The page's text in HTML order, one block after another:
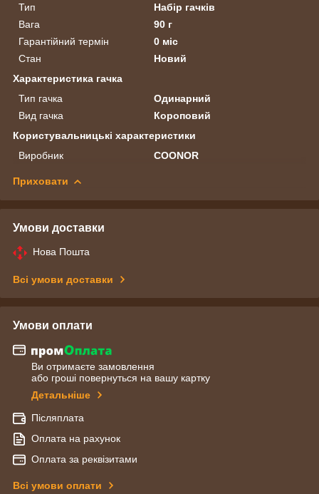
Тип
Набір гачків
Вага
90 г
Гарантійний термін
0 міс
Стан
Новий
Характеристика гачка
Тип гачка
Одинарний
Вид гачка
Короповий
Користувальницькі характеристики
Виробник
COONOR
Приховати
Умови доставки
Нова Пошта
Всі умови доставки
Умови оплати
Ви отримаєте замовлення
або гроші повернуться на вашу картку
Детальніше
Післяплата
Оплата на рахунок
Оплата за реквізитами
Всі умови оплати